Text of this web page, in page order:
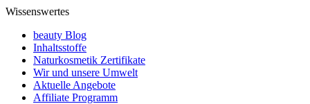
Wissenswertes
beauty Blog
Inhaltsstoffe
Naturkosmetik Zertifikate
Wir und unsere Umwelt
Aktuelle Angebote
Affiliate Programm